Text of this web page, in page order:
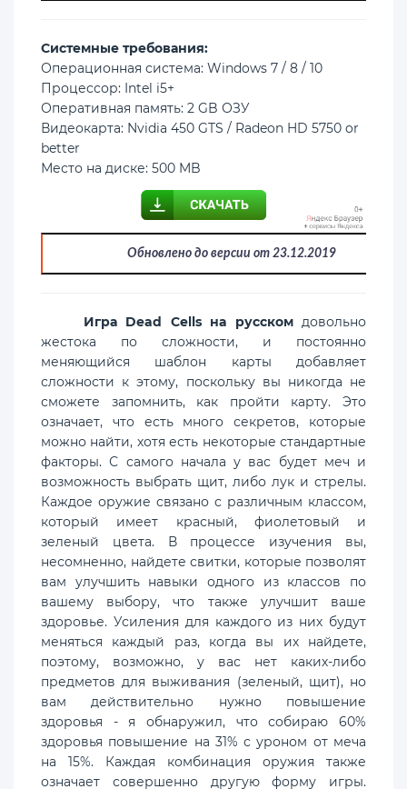
Cистемные требования:
Операционная система: Windows 7 / 8 / 10
Процессор: Intel i5+
Оперативная память: 2 GB ОЗУ
Видеокарта: Nvidia 450 GTS / Radeon HD 5750 or
better
Место на диске: 500 MB
Обновлено до версии от 23.12.2019
Игра Dead Cells на русскомдовольно
жестока по сложности, и постоянно
меняющийся шаблон карты добавляет
сложности к этому, поскольку вы никогда не
сможете запомнить, как пройти карту. Это
означает, что есть много секретов, которые
можно найти, хотя есть некоторые стандартные
факторы. С самого начала у вас будет меч и
возможность выбрать щит, либо лук и стрелы.
Каждое оружие связано с различным классом,
который имеет красный, фиолетовый и
зеленый цвета. В процессе изучения вы,
несомненно, найдете свитки, которые позволят
вам улучшить навыки одного из классов по
вашему выбору, что также улучшит ваше
здоровье. Усиления для каждого из них будут
меняться каждый раз, когда вы их найдете,
поэтому, возможно, у вас нет каких-либо
предметов для выживания (зеленый, щит), но
вам действительно нужно повышение
здоровья - я обнаружил, что собираю 60%
здоровья повышение на 31% с уроном от меча
на 15%. Каждая комбинация оружия также
означает совершенно другую форму игры.